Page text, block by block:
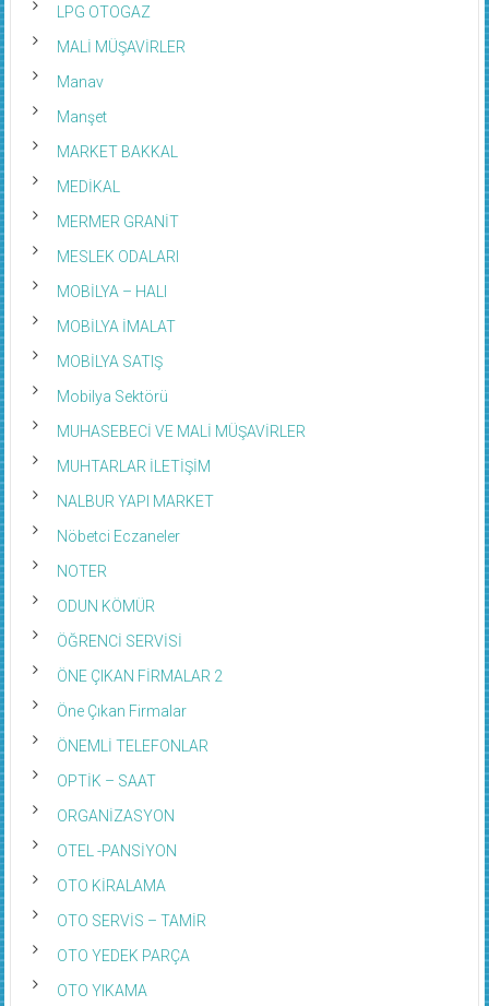
LPG OTOGAZ
MALİ MÜŞAVİRLER
Manav
Manşet
MARKET BAKKAL
MEDİKAL
MERMER GRANİT
MESLEK ODALARI
MOBİLYA – HALI
MOBİLYA İMALAT
MOBİLYA SATIŞ
Mobilya Sektörü
MUHASEBECİ VE MALİ MÜŞAVİRLER
MUHTARLAR İLETİŞİM
NALBUR YAPI MARKET
Nöbetci Eczaneler
NOTER
ODUN KÖMÜR
ÖĞRENCİ SERVİSİ
ÖNE ÇIKAN FİRMALAR 2
Öne Çıkan Firmalar
ÖNEMLİ TELEFONLAR
OPTİK – SAAT
ORGANİZASYON
OTEL -PANSİYON
OTO KİRALAMA
OTO SERVİS – TAMİR
OTO YEDEK PARÇA
OTO YIKAMA